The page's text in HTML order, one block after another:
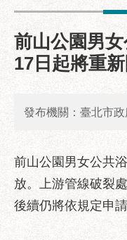
服
機
關
介
務
資
訊
政
府
前山公園男
17日起將重
發布機關：臺北市
前山公園男女公共
放。上游管線破裂
後續仍將依規定申